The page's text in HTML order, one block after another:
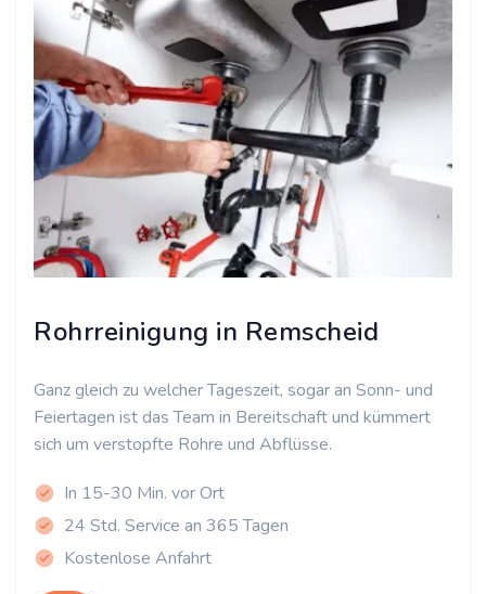
Rohrreinigung in Remscheid
Ganz gleich zu welcher Tageszeit, sogar an Sonn- und
Feiertagen ist das Team in Bereitschaft und kümmert
sich um verstopfte Rohre und Abflüsse.
In 15-30 Min. vor Ort
24 Std. Service an 365 Tagen
Kostenlose Anfahrt